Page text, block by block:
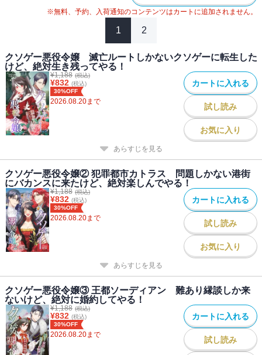
悪役令嬢はお茶会デビューしたい
悪役令嬢は領地で暗躍したい
書籍版特典SS
赤の他人のオッサン（ディッツ視点）
クソゲー攻略中（小夜子視点）
炎刃と白百合（ユリウス視点）
※無料、予約、入荷通知のコンテンツはカートに追加されません。
1 2
クソゲー悪役令嬢 滅亡ルートしかないクソゲーに転生した
けど、絶対生き残ってやる！
¥1,188 (税込)
¥832 (税込)
30%OFF
2026.08.20まで
カートに入れる
試し読み
お気に入り
あらすじを見る
クソゲー悪役令嬢② 犯罪都市カトラス 問題しかない港街
にバカンスに来たけど、絶対楽しんでやる！
¥1,188 (税込)
¥832 (税込)
30%OFF
2026.08.20まで
カートに入れる
試し読み
お気に入り
あらすじを見る
クソゲー悪役令嬢③ 王都ソーディアン 難あり縁談しか来
ないけど、絶対に婚約してやる！
¥1,188 (税込)
¥832 (税込)
30%OFF
2026.08.20まで
カートに入れる
試し読み